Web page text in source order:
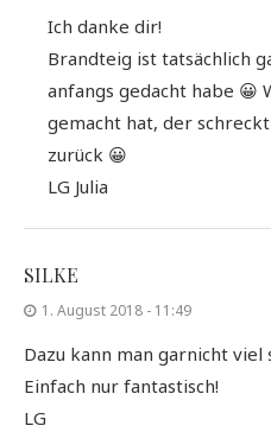
Ich danke dir!
Brandteig ist tatsächlich
anfangs gedacht habe 😀
gemacht hat, der
zurück 😀
LG Julia
SILKE
1. August 2018 - 11:49
Dazu kann man garnicht viel
Einfach nur fantastisch!
LG